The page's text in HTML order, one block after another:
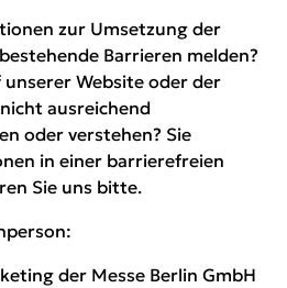
zur Umsetzung der
Barrieren melden?
Website oder der
ausreichend
oder verstehen? Sie
in einer barrierefreien
Sie uns bitte.
der Messe Berlin GmbH